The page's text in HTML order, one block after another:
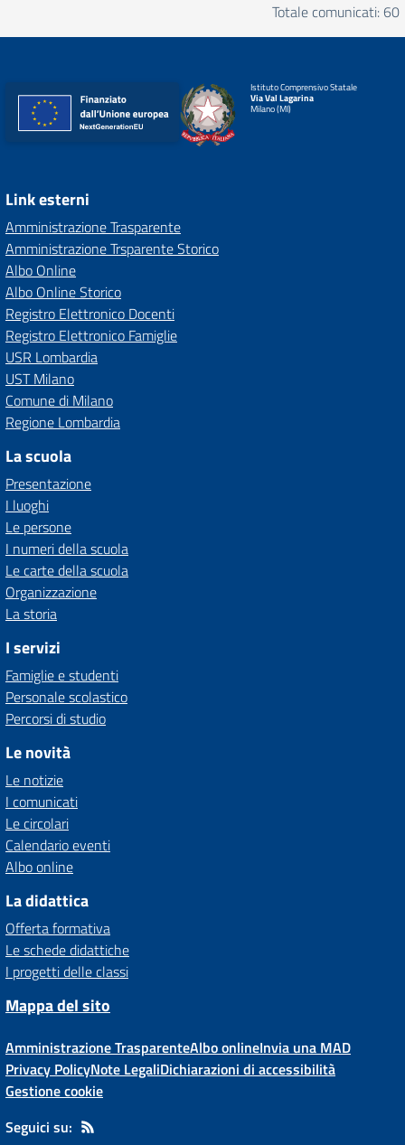
Totale comunicati: 60
Istituto Comprensivo Statale
Via Val Lagarina
Milano (MI)
Link esterni
Amministrazione Trasparente
Amministrazione Trsparente Storico
Albo Online
Albo Online Storico
Registro Elettronico Docenti
Registro Elettronico Famiglie
USR Lombardia
UST Milano
Comune di Milano
Regione Lombardia
La scuola
Presentazione
I luoghi
Le persone
I numeri della scuola
Le carte della scuola
Organizzazione
La storia
I servizi
Famiglie e studenti
Personale scolastico
Percorsi di studio
Le novità
Le notizie
I comunicati
Le circolari
Calendario eventi
Albo online
La didattica
Offerta formativa
Le schede didattiche
I progetti delle classi
Mappa del sito
Amministrazione TrasparenteAlbo onlineInvia una MAD
Privacy PolicyNote LegaliDichiarazioni di accessibilità
Gestione cookie
Seguici su: